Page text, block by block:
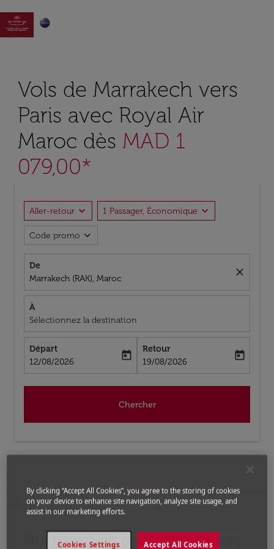

Vols de Marrakech vers
Paris avec Royal Air
Maroc dès MAD 1
079,00*
Aller-retour expand_more 1 Passager, Économique expand_more
Code promo expand_more
De
Marrakech (RAK), Maroc
close
À
Sélectionnez la destination
Départ
fc-booking-departure-date-aria-label
12/08/2026
today
Retour
fc-booking-return-date-aria-label
19/08/2026
today
Chercher
Accueil Vols Vols pour France
Vols de Marrakech
a Paris
Prochains Vols de Marrakech vers
By clicking “Accept All Cookies”, you agree to the storing of cookies
on your device to enhance site navigation, analyze site usage, and
assist in our marketing efforts.
Accept All Cookies
Cookies Settings